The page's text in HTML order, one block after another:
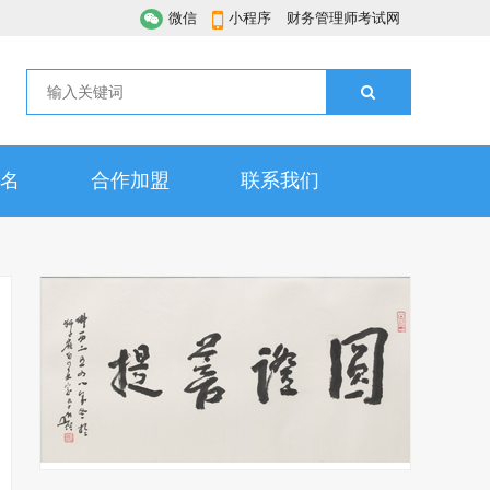
微信 小程序 财务管理师考试网
合作加盟 联系我们